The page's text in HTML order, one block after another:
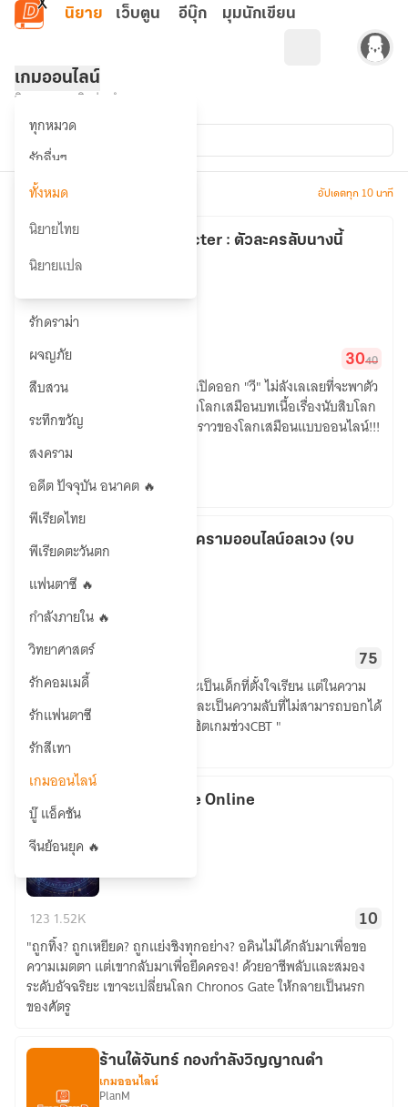
ข้ามไปยังเนื้อหาหลัก
นิยาย เว็บตูน อีบุ๊ก มุมนักเขียน
เกมออนไลน์
ทุกหมวด
รักอื่นๆ
วาย 🔥
ยูริ
รักหวานแหวว 🔥
รักดราม่า
ผจญภัย
สืบสวน
ระทึกขวัญ
สงคราม
อดีต ปัจจุบัน อนาคต 🔥
พีเรียดไทย
พีเรียดตะวันตก
แฟนตาซี 🔥
กำลังภายใน 🔥
วิทยาศาสตร์
รักคอมเมดี้
รักแฟนตาซี
รักสีเทา
เกมออนไลน์
บู๊ แอ็คชัน
จีนย้อนยุค 🔥
นิยายขายยอดฮิตประจำหมวด
ทั้งหมด
ทั้งหมด
นิยายไทย
นิยายแปล
จำนวน 119 รายการ อัปเดตทุก 10 นาที
Abyss
character
:
ตัว
ลับ
นาง
สุด
อันตราย~
Abyss character : ตัวละครลับนางนี้
คิรี
1.26K96.44K 3040
เมื่อประตูแห่งอิสรภาพใบใหม่ได้เปิดออก "วี" ไม่ลังเลเลยที่จะพาตัว
เองก้าวเข้าพิชิตโลกใบนั้น ในเมื่อโลกเสมือนบทเนื้อเรื่องนับสิบโลก
ได้ถูกพิชิตไปแล้ว ครานี้มันก็ถึงคราวของโลกเสมือนแบบออนไลน์!!!
ลด 25%
NN
สงคราม
ออนไลน์
(จบ
แล้ว!)
NN Online สงครามออนไลน์อลเวง (จบ
4316.86K 75
ซานะ เด็กสาวผู้เงียบขรึม ปกติจะเป็นเด็กที่ตั้งใจเรียน แต่ในความ
จริงนั้นคุเธอมีความลับซ่อนอยู่ และเป็นความลับที่ไม่สามารถบอกได้
ว่าเธอนั้นคือ... " หนึ่งในกลุ่มผู้พิชิตเกมช่วงCBT "
Gate
Online
Chronos Gate Online
123 1.52K 10
"ถูกทิ้ง? ถูกเหยียด? ถูกแย่งชิงทุกอย่าง? อคินไม่ได้กลับมาเพื่อขอ
ความเมตตา แต่เขากลับมาเพื่อยึดครอง! ด้วยอาชีพลับและสมอง
ระดับอัจฉริยะ เขาจะเปลี่ยนโลก Chronos Gate ให้กลายเป็นนรก
ของศัตรู
ร้านใต้จันทร์ กองกำลังวิญญาณดำ
เกมออนไลน์
PlanM